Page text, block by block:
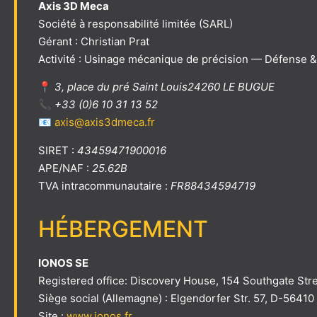
Axis 3D Meca
Société à responsabilité limitée (SARL)
Gérant : Christian Prat
Activité : Usinage mécanique de précision — Défense
📍 3, place du pré Saint Louis24260 LE BUGUE
📞 +33 (0)6 10 31 13 52
📧 axis@axis3dmeca.fr
SIRET : 43459471900016
APE/NAF : 25.62B
TVA intracommunautaire : FR88434594719
HÉBERGEMENT
IONOS SE
Registered office: Discovery House, 154 Southgate
Siège social (Allemagne) : Elgendorfer Str. 57, D-